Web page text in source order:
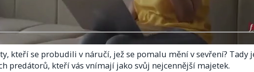
kteří se probudili v náručí, jež se pomalu mění v sevření? Tady
predátorů, kteří vás vnímají jako svůj nejcennější majetek.